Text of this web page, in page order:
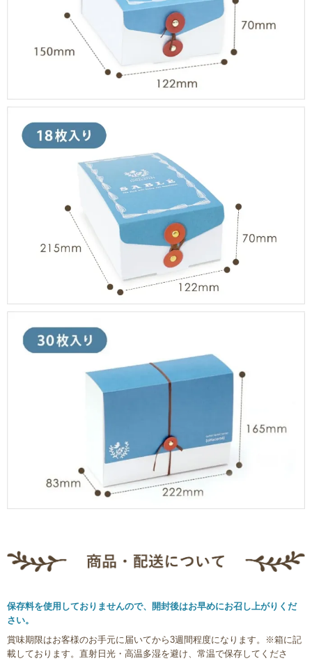
保存料を使用しておりませんので、開封後はお早めにお召し上がりくだ
さい。
賞味期限はお客様のお手元に届いてから3週間程度になります。※箱に記
載しております。直射日光・高温多湿を避け、常温で保存してくださ